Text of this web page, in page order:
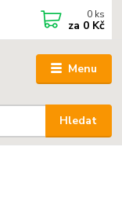
Menu
Hledat
0 ks
za 0 Kč